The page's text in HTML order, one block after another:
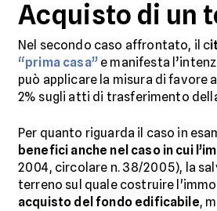
Acquisto di un
Nel secondo caso affrontato, il c
“prima casa”e manifesta
può applicare la misura di favore
2% sugli atti di trasferimento
Per quanto riguarda il caso in
benefici anche nel caso in cui
2004, circolare n. 38/2005), la
terreno sul quale costruire
acquisto del fondo edificabile,